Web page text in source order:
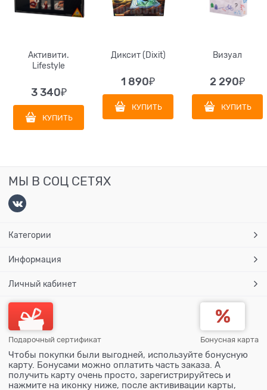
Активити.
Lifestyle
3 340₽
КУПИТЬ
Диксит (Dixit)
1 890₽
КУПИТЬ
Визуал
2 290₽
КУПИТЬ
МЫ В СОЦ СЕТЯХ
Категории
Информация
Личный кабинет
Подарочный сертификат Бонусная карта
Чтобы покупки были выгодней, используйте бонусную
карту. Бонусами можно оплатить часть заказа. А
получить карту очень просто, зарегистрируйтесь и
нажмите на иконку ниже, после актививации карты,